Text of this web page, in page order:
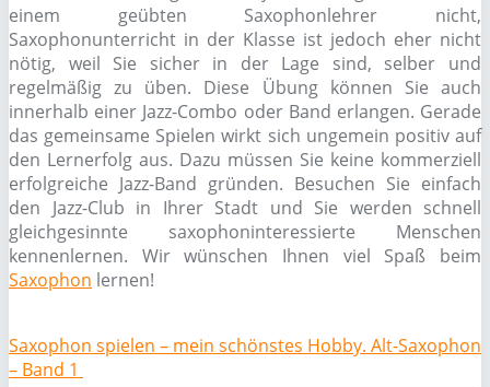
einem geübten Saxophonlehrer nicht,
Saxophonunterricht in der Klasse ist jedoch eher nicht
nötig, weil Sie sicher in der Lage sind, selber und
regelmäßig zu üben. Diese Übung können Sie auch
innerhalb einer Jazz-Combo oder Band erlangen. Gerade
das gemeinsame Spielen wirkt sich ungemein positiv auf
den Lernerfolg aus. Dazu müssen Sie keine kommerziell
erfolgreiche Jazz-Band gründen. Besuchen Sie einfach
den Jazz-Club in Ihrer Stadt und Sie werden schnell
gleichgesinnte saxophoninteressierte Menschen
kennenlernen. Wir wünschen Ihnen viel Spaß beim
Saxophon lernen!
Saxophon spielen – mein schönstes Hobby. Alt-Saxophon
– Band 1